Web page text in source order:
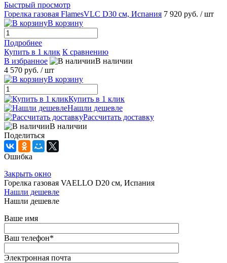
Быстрый просмотр
Горелка газовая FlamesVLC D30 см, Испания 7 920 руб. / шт
В корзину
Подробнее
Купить в 1 клик К сравнению
В избранное
В наличии
4 570 руб. / шт
В корзину
Купить в 1 клик
Нашли дешевле
Рассчитать доставку
В наличии
Поделиться
Ошибка
Закрыть окно
Горелка газовая VAELLO D20 см, Испания
Нашли дешевле
Нашли дешевле
Ваше имя
Ваш телефон*
Электронная почта